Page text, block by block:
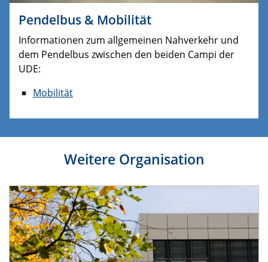
Pendelbus & Mobilität
Informationen zum allgemeinen Nahverkehr und
dem Pendelbus zwischen den beiden Campi der
UDE:
Mobilität
Weitere Organisation